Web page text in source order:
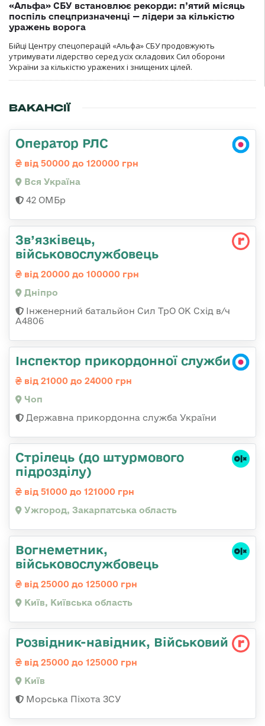
«Альфа» СБУ встановлює рекорди: п’ятий місяць
поспіль спецпризначенці — лідери за кількістю
уражень ворога
Бійці Центру спецоперацій «Альфа» СБУ продовжують
утримувати лідерство серед усіх складових Сил оборони
України за кількістю уражених і знищених цілей.
ВАКАНСІЇ
Оператор РЛС
від 50000 до 120000 грн
Вся Україна
42 ОМБр
Зв’язківець,
військовослужбовець
від 20000 до 100000 грн
Дніпро
Інженерний батальйон Сил ТрО ОК Схід в/ч
А4806
Інспектор прикордонної служби
від 21000 до 24000 грн
Чоп
Державна прикордонна служба України
Стрілець (до штурмового
підрозділу)
від 51000 до 121000 грн
Ужгород, Закарпатська область
Вогнеметник,
військовослужбовець
від 25000 до 125000 грн
Київ, Київська область
Розвідник-навідник, Військовий
від 25000 до 125000 грн
Київ
Морська Піхота ЗСУ